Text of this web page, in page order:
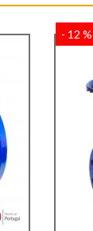
- 12 %